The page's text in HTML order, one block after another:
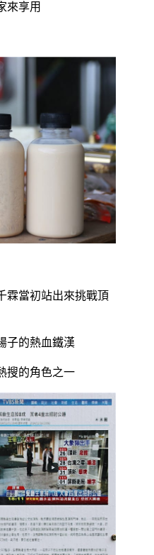
來享用
霖當初站出來挑戰頂
子的熱血鐵漢
搜的角色之一